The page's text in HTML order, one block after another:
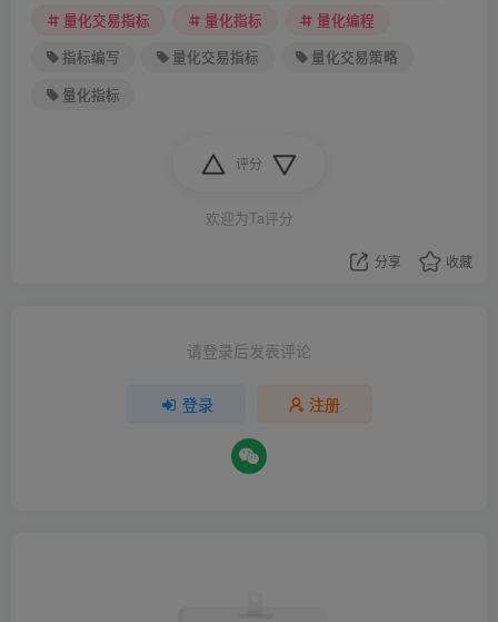
量化交易指标
量化指标
量化编程
指标编写
量化交易指标
量化交易策略
量化指标
评分
欢迎为Ta评分
分享 收藏
请登录后发表评论
登录 注册